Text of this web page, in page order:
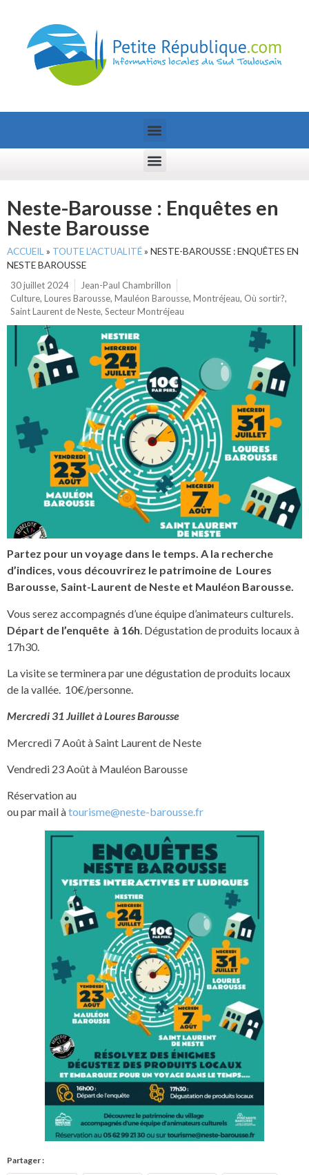
Neste-Barousse : Enquêtes en
Neste Barousse
ACCUEIL » TOUTE L’ACTUALITÉ» NESTE-BAROUSSE : ENQUÊTES EN
NESTE BAROUSSE
30 juillet 2024
Jean-Paul Chambrillon
Culture, Loures Barousse, Mauléon Barousse, Montréjeau, Où sortir?,
Saint Laurent de Neste, Secteur Montréjeau
Partez pour un voyage dans le temps. A la recherche
d’indices, vous découvrirez le patrimoine de Loures
Barousse, Saint-Laurent de Neste et Mauléon Barousse.
Vous serez accompagnés d’une équipe d’animateurs culturels.
Départ de l’enquête à 16h . Dégustation de produits locaux à
17h30.
La visite se terminera par une dégustation de produits locaux
de la vallée. 10€/personne.
Mercredi 31 Juillet à Loures Barousse
Mercredi 7 Août à Saint Laurent de Neste
Vendredi 23 Août à Mauléon Barousse
Réservation au
ou par mail àtourisme@neste-barousse.fr
Partager :